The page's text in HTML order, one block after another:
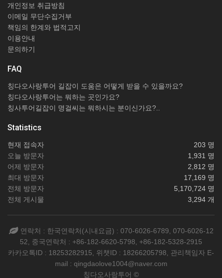
개인정보 취급방침
이메일 무단수집거부
책임의 한계와 법적고지
이용안내
문의하기
FAQ
칭다오사랑투어 길잡이 도움은 어떻게 받을 수 있을까요?
칭다오사랑투어는 뭐하는 곳인가요?
칭사투어길잡이 명걸씨는 뭐하시는 분이신가요?..
Statistics
현재 접속자
203 명
오늘 방문자
1,931 명
어제 방문자
2,812 명
최대 방문자
17,169 명
전체 방문자
5,170,724 명
전체 게시물
3,294 개
연락처 : 한국연락처(시내요금) : 070-6026-6789, 070-6026-12
52, 중국연락처 : +86-182-6620-5798, +86-182-5328-2915
카카오톡ID : 18253282915, 위챗ID : 18266205798, 관리책임자 E-
mail : qingdaolove1004@naver.com
칭다오사랑투어 ©